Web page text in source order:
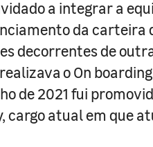
a integrar a
da carteira
decorrentes de
o On
de 2021 fui
cargo atual em que